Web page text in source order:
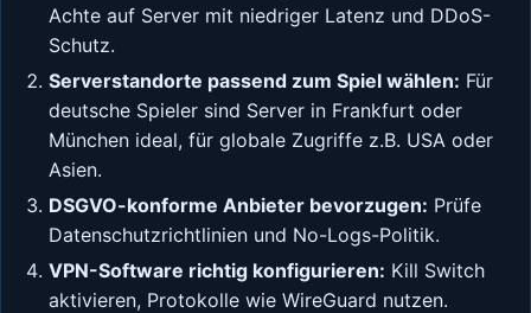
Achte auf Server mit niedriger Latenz und DDoS-
Schutz.
Serverstandorte passend zum Spiel wählen: Für
deutsche Spieler sind Server in Frankfurt oder
München ideal, für globale Zugriffe z.B. USA oder
Asien.
DSGVO-konforme Anbieter bevorzugen: Prüfe
Datenschutzrichtlinien und No-Logs-Politik.
VPN-Software richtig konfigurieren: Kill Switch
aktivieren, Protokolle wie WireGuard nutzen.